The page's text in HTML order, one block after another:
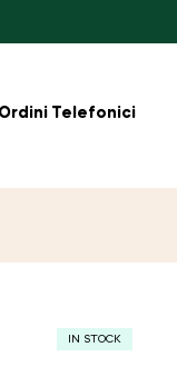
Ordini Telefonici
IN STOCK